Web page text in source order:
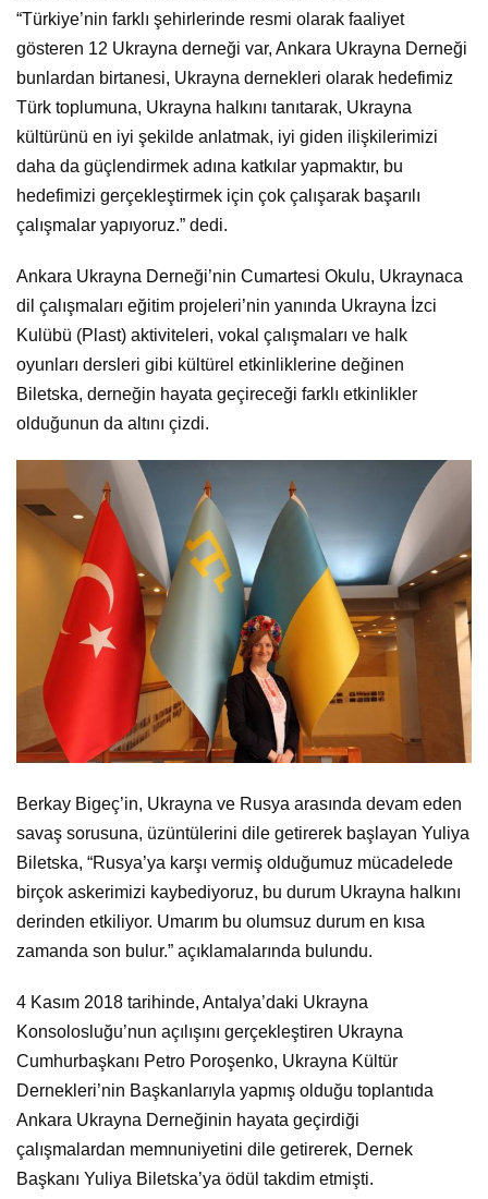
“Türkiye’nin farklı şehirlerinde resmi olarak faaliyet
gösteren 12 Ukrayna derneği var, Ankara Ukrayna Derneği
bunlardan birtanesi, Ukrayna dernekleri olarak hedefimiz
Türk toplumuna, Ukrayna halkını tanıtarak, Ukrayna
kültürünü en iyi şekilde anlatmak, iyi giden ilişkilerimizi
daha da güçlendirmek adına katkılar yapmaktır, bu
hedefimizi gerçekleştirmek için çok çalışarak başarılı
çalışmalar yapıyoruz.” dedi.
Ankara Ukrayna Derneği’nin Cumartesi Okulu, Ukraynaca
dil çalışmaları eğitim projeleri’nin yanında Ukrayna İzci
Kulübü (Plast) aktiviteleri, vokal çalışmaları ve halk
oyunları dersleri gibi kültürel etkinliklerine değinen
Biletska, derneğin hayata geçireceği farklı etkinlikler
olduğunun da altını çizdi.
Berkay Bigeç’in, Ukrayna ve Rusya arasında devam eden
savaş sorusuna, üzüntülerini dile getirerek başlayan Yuliya
Biletska, “Rusya’ya karşı vermiş olduğumuz mücadelede
birçok askerimizi kaybediyoruz, bu durum Ukrayna halkını
derinden etkiliyor. Umarım bu olumsuz durum en kısa
zamanda son bulur.” açıklamalarında bulundu.
4 Kasım 2018 tarihinde, Antalya’daki Ukrayna
Konsolosluğu’nun açılışını gerçekleştiren Ukrayna
Cumhurbaşkanı Petro Poroşenko, Ukrayna Kültür
Dernekleri’nin Başkanlarıyla yapmış olduğu toplantıda
Ankara Ukrayna Derneğinin hayata geçirdiği
çalışmalardan memnuniyetini dile getirerek, Dernek
Başkanı Yuliya Biletska’ya ödül takdim etmişti.